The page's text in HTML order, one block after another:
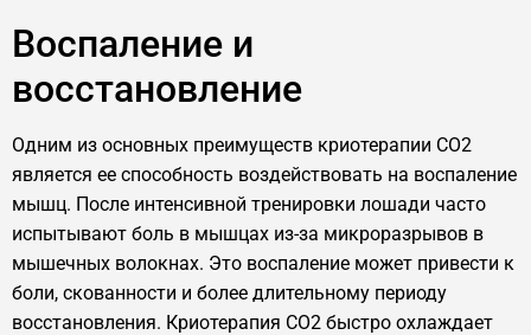
Воспаление и
восстановление
Одним из основных преимуществ криотерапии CO2
является ее способность воздействовать на воспаление
мышц. После интенсивной тренировки лошади часто
испытывают боль в мышцах из-за микроразрывов в
мышечных волокнах. Это воспаление может привести к
боли, скованности и более длительному периоду
восстановления. Криотерапия CO2 быстро охлаждает